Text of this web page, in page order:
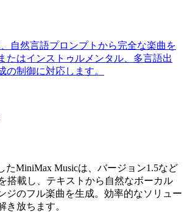
、自然言語プロンプトから完全な楽曲を
たはインストゥルメンタル、多言語出
の制御に対応します。
たMiniMax Musicは、バージョン1.5など
搭載し、テキストから自然なボーカル
ジのフル楽曲を生成。効率的なソリュー
き放ちます。